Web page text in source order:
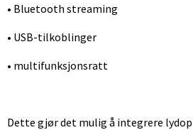
• Bluetooth streaming
• USB-tilkoblinger
• multifunksjonsratt
Dette gjør det mulig å integrere